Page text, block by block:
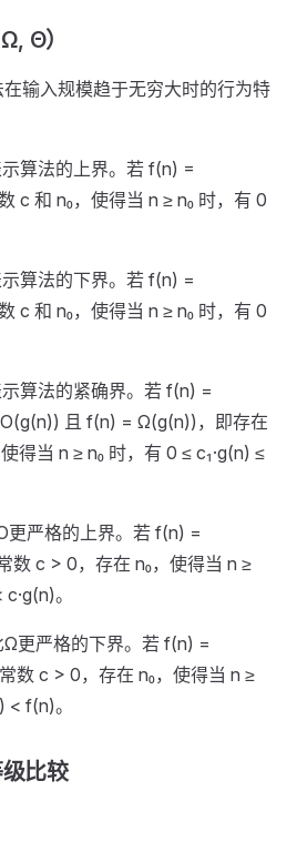
Θ）
输入规模趋于无穷大时的行为特
示算法的上界。若 f(n) =
c 和 n₀，使得当 n ≥ n₀ 时，有 0
示算法的下界。若 f(n) =
c 和 n₀，使得当 n ≥ n₀ 时，有 0
示算法的紧确界。若 f(n) =
且 f(n) = Ω(g(n))，即存在
得当 n ≥ n₀ 时，有 0 ≤ c₁·g(n) ≤
更严格的上界。若 f(n) =
数 c > 0，存在 n₀，使得当 n ≥
。
Ω更严格的下界。若 f(n) =
数 c > 0，存在 n₀，使得当 n ≥
< f(n)。
比较